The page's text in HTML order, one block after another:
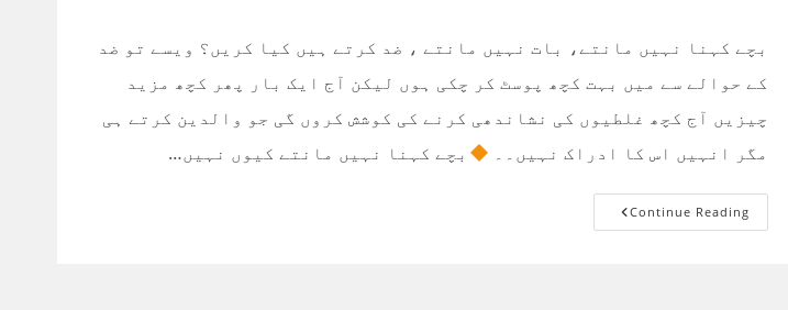
بچے کہنا نہیں مانتے، بات نہیں مانتے ، ضد کرتے ہیں کیا کریں؟ ویسے تو ضد
کے حوالے سے میں بہت کچھ پوسٹ کر چکی ہوں لیکن آج ایک بار پھر کچھ مزید
چیزیں آج کچھ غلطیوں کی نشاندھی کرنے کی کوشش کروں گی جو والدین کرتے ہی
مگر انہیں اس کا ادراک نہیں۔۔
بچے کہنا نہیں مانتے کیوں نہیں…
Continue Readingبچے
کہنا